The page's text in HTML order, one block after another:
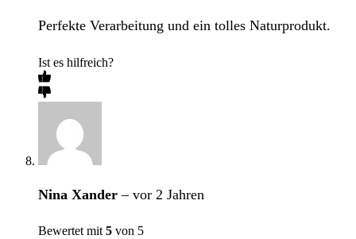
Perfekte Verarbeitung und ein tolles Naturprodukt.
Ist es hilfreich?
Nina Xander– vor 2 Jahren
Bewertet mit5 von 5